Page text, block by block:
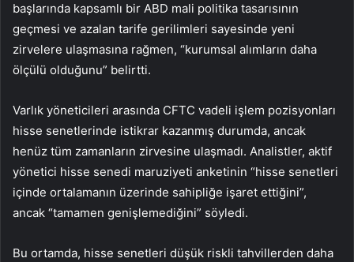
başlarında kapsamlı bir ABD mali politika tasarısının
geçmesi ve azalan tarife gerilimleri sayesinde yeni
zirvelere ulaşmasına rağmen, “kurumsal alımların daha
ölçülü olduğunu” belirtti.
Varlık yöneticileri arasında CFTC vadeli işlem pozisyonları
hisse senetlerinde istikrar kazanmış durumda, ancak
henüz tüm zamanların zirvesine ulaşmadı. Analistler, aktif
yönetici hisse senedi maruziyeti anketinin “hisse senetleri
içinde ortalamanın üzerinde sahipliğe işaret ettiğini”,
ancak “tamamen genişlemediğini” söyledi.
Bu ortamda, hisse senetleri düşük riskli tahvillerden daha